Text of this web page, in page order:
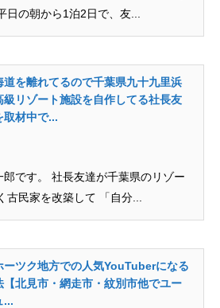
の朝から1泊2日で、友...
道を離れてるので千葉県九十九里浜
級リゾート施設を自作してる社長友
取材中で...
郎です。 社長友達が千葉県のリゾー
古民家を改築して 「自分...
ーツク地方での人気YouTuberになる
【北見市・網走市・紋別市他でユー
...